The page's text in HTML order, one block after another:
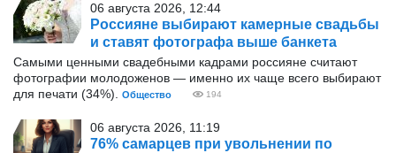
06 августа 2026, 12:44
Россияне выбирают камерные свадьбы
и ставят фотографа выше банкета
Самыми ценными свадебными кадрами россияне считают
фотографии молодоженов — именно их чаще всего выбирают
для печати (34%).
Общество 194
06 августа 2026, 11:19
76% самарцев при увольнении по